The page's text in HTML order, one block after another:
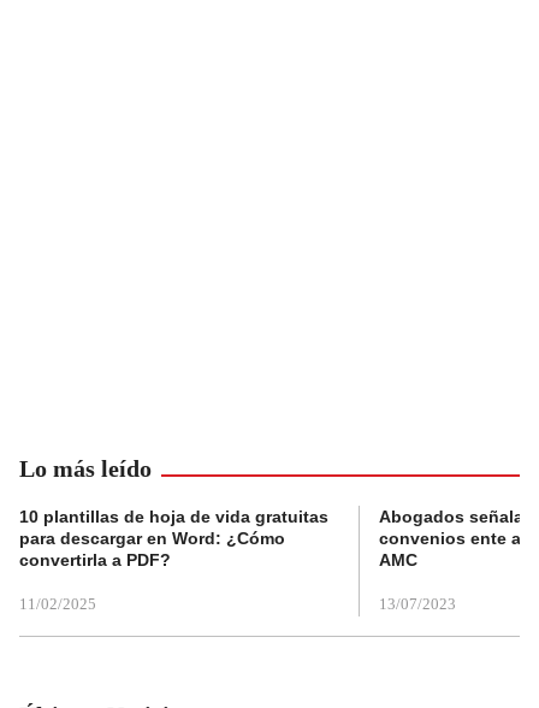
Lo más leído
10 plantillas de hoja de vida gratuitas
para descargar en Word: ¿Cómo
convertirla a PDF?
11/02/2025
Abogados
convenios ente
AMC
13/07/2023